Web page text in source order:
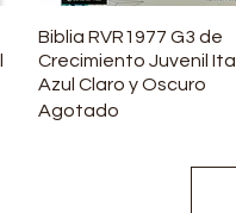
Vista rápida
Biblia RVR1977 G3 de
Crecimiento Juvenil
Azul Claro y Oscuro
Agotado